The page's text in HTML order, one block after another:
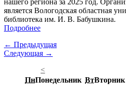
нашего региона за 2025 год.
является Вологодская областная
библиотека им. И. В. Бабушкина.
Подробнее
← Предыдущая
Следующая →
<
ПнПонедельник ВтВторник